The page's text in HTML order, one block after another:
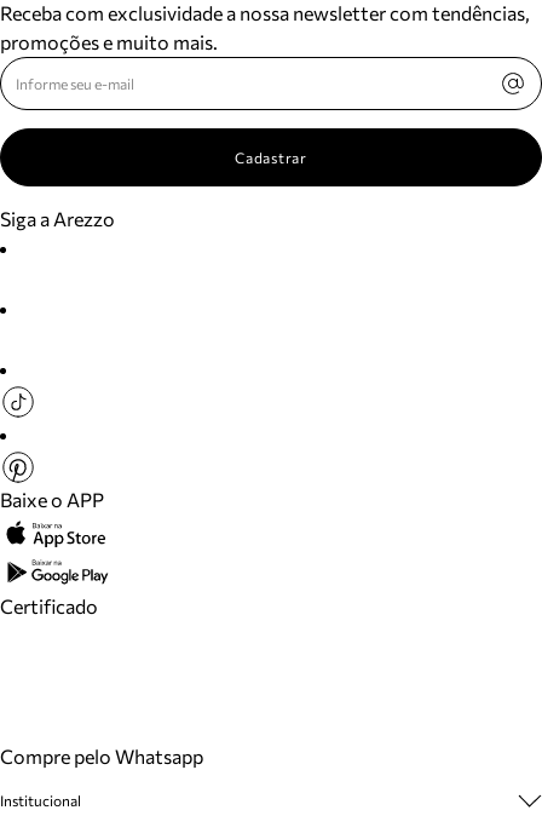
Receba com exclusividade a nossa newsletter com tendências,
promoções e muito mais.
Cadastrar
Siga a Arezzo
Baixe o APP
Certificado
Compre pelo Whatsapp
Institucional